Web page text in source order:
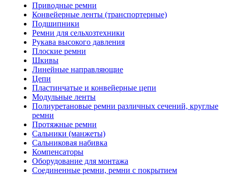
Приводные ремни
Конвейерные ленты (транспортерные)
Подшипники
Ремни для сельхозтехники
Рукава высокого давления
Плоские ремни
Шкивы
Линейные направляющие
Цепи
Пластинчатые и конвейерные цепи
Модульные ленты
Полиуретановые ремни различных сечений, круглые
ремни
Протяжные ремни
Сальники (манжеты)
Сальниковая набивка
Компенсаторы
Оборудование для монтажа
Соединенные ремни, ремни с покрытием